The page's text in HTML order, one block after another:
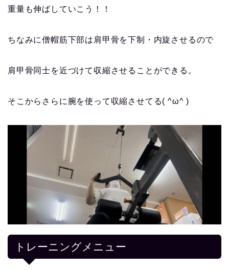
重量も伸ばしていこう！！
ちなみに僧帽筋下部は肩甲骨を下制・内旋させるので
肩甲骨同士を近づけて収縮させることができる。
そこからさらに腕を使って収縮させてる( ^ω^ )
トレーニングメニュー